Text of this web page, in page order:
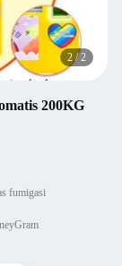
2/2
200KG
fumigasi